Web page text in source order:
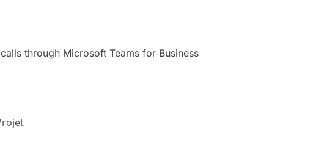
through Microsoft Teams for Business